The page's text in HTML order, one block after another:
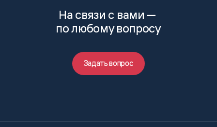
На связи с вами —
по любому вопросу
Задать вопрос